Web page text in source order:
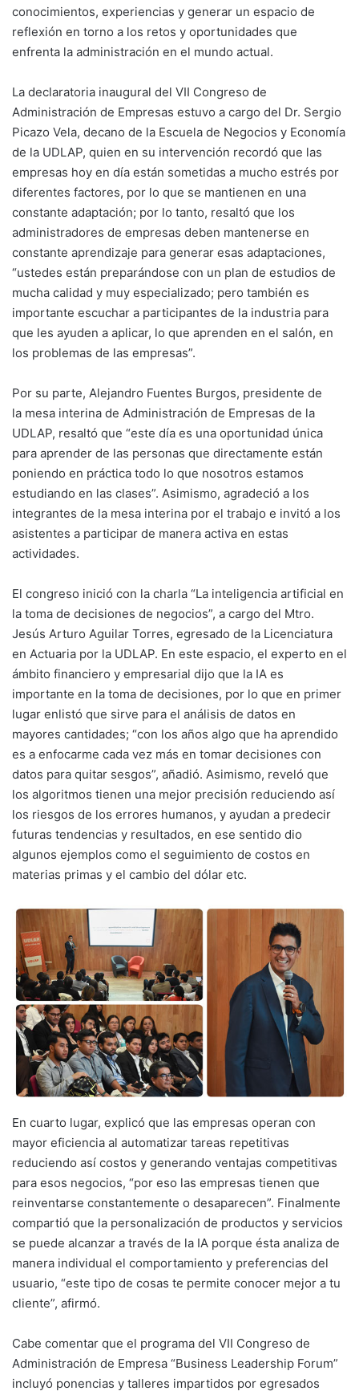
conocimientos, experiencias y generar un espacio de
reflexión en torno a los retos y oportunidades que
enfrenta la administración en el mundo actual.
La declaratoria inaugural del VII Congreso de
Administración de Empresas estuvo a cargo del Dr. Sergio
Picazo Vela, decano de la Escuela de Negocios y Economía
de la UDLAP, quien en su intervención recordó que las
empresas hoy en día están sometidas a mucho estrés por
diferentes factores, por lo que se mantienen en una
constante adaptación; por lo tanto, resaltó que los
administradores de empresas deben mantenerse en
constante aprendizaje para generar esas adaptaciones,
“ustedes están preparándose con un plan de estudios de
mucha calidad y muy especializado; pero también es
importante escuchar a participantes de la industria para
que les ayuden a aplicar, lo que aprenden en el salón, en
los problemas de las empresas”.
Por su parte, Alejandro Fuentes Burgos, presidente de
la mesa interina de Administración de Empresas de la
UDLAP, resaltó que “este día es una oportunidad única
para aprender de las personas que directamente están
poniendo en práctica todo lo que nosotros estamos
estudiando en las clases”. Asimismo, agradeció a los
integrantes de la mesa interina por el trabajo e invitó a los
asistentes a participar de manera activa en estas
actividades.
El congreso inició con la charla “La inteligencia artificial en
la toma de decisiones de negocios”, a cargo del Mtro.
Jesús Arturo Aguilar Torres, egresado de la Licenciatura
en Actuaria por la UDLAP. En este espacio, el experto en el
ámbito financiero y empresarial dijo que la IA es
importante en la toma de decisiones, por lo que en primer
lugar enlistó que sirve para el análisis de datos en
mayores cantidades; “con los años algo que ha aprendido
es a enfocarme cada vez más en tomar decisiones con
datos para quitar sesgos”, añadió. Asimismo, reveló que
los algoritmos tienen una mejor precisión reduciendo así
los riesgos de los errores humanos, y ayudan a predecir
futuras tendencias y resultados, en ese sentido dio
algunos ejemplos como el seguimiento de costos en
materias primas y el cambio del dólar etc.
En cuarto lugar, explicó que las empresas operan con
mayor eficiencia al automatizar tareas repetitivas
reduciendo así costos y generando ventajas competitivas
para esos negocios, “por eso las empresas tienen que
reinventarse constantemente o desaparecen”. Finalmente
compartió que la personalización de productos y servicios
se puede alcanzar a través de la IA porque ésta analiza de
manera individual el comportamiento y preferencias del
usuario, “este tipo de cosas te permite conocer mejor a tu
cliente”, afirmó.
Cabe comentar que el programa del VII Congreso de
Administración de Empresa “Business Leadership Forum”
incluyó ponencias y talleres impartidos por egresados